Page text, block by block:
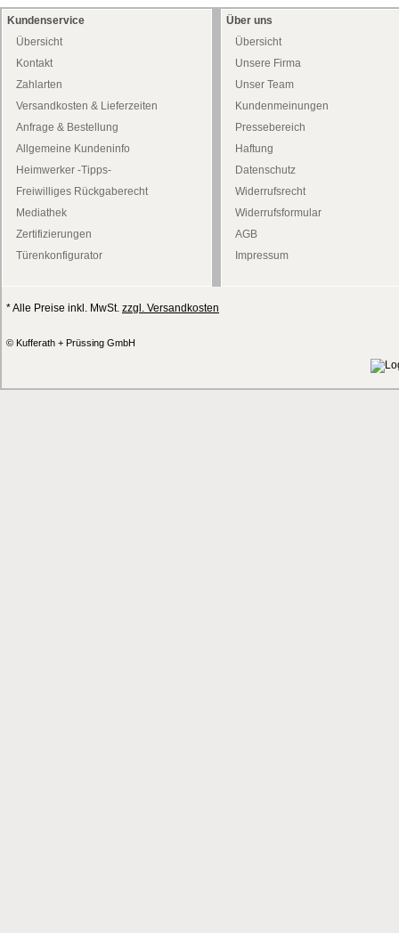
Kundenservice
Übersicht
Kontakt
Zahlarten
Versandkosten & Lieferzeiten
Anfrage & Bestellung
Allgemeine Kundeninfo
Heimwerker -Tipps-
Freiwilliges Rückgaberecht
Mediathek
Zertifizierungen
Türenkonfigurator
Über uns
Übersicht
Unsere Firma
Unser Team
Kundenmeinungen
Pressebereich
Haftung
Datenschutz
Widerrufsrecht
Widerrufsformular
AGB
Impressum
* Alle Preise inkl. MwSt. zzgl. Versandkosten
© Kufferath + Prüssing GmbH